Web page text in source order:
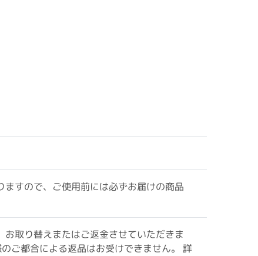
すので、ご使用前には必ずお届けの商品
取り替えまたはご返金させていただきま
ご都合による返品はお受けできません。 詳